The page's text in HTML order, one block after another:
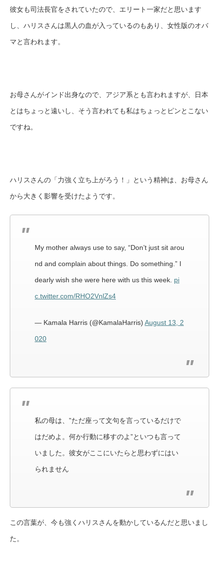
彼女も司法長官をされていたので、エリート一家だと思います
し、ハリスさんは黒人の血が入っているのもあり、女性版のオバ
マと言われます。
お母さんがインド出身なので、アジア系とも言われますが、日本
とはちょっと遠いし、そう言われても私はちょっとピンとこない
ですね。
ハリスさんの「力強く立ち上がろう！」という精神は、お母さん
から大きく影響を受けたようです。
My mother always use to say, “Don’t just sit arou
nd and complain about things. Do something.” I
dearly wish she were here with us this week. pi
c.twitter.com/RHO2VnlZs4
— Kamala Harris (@KamalaHarris) August 13, 2
020
私の母は、”ただ座って文句を言っているだけで
はだめよ。何か行動に移すのよ”といつも言って
いました。彼女がここにいたらと思わずにはい
られません
この言葉が、今も強くハリスさんを動かしているんだと思いまし
た。